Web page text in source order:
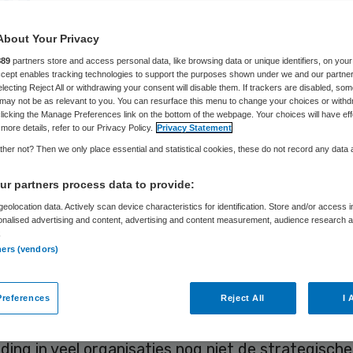
Ruud Homan 1 juni 2026,14:14 810 keer gelezen
miljarden in zorg, maar behandelen
vraagstuk. Dat is een gemiste kans. Want
niet alleen gezondheid en herstel,
én de houdbaarheid van ons
hebben de keuzes die we maken rondom
op mens en milieu. Juist daarom kunnen we
in veel organisaties nog niet de
Your Privacy
partners store and access personal data, like browsing data or unique identifiers, on your
enables tracking technologies to support the purposes shown under we and our
Reject All or withdrawing your consent will disable them. If trackers are disabled,
not be as relevant to you. You can resurface this menu to change your choices or
the Manage Preferences link on the bottom of the webpage. Your choices will have
details, refer to our Privacy Policy. Privacy Statement
not? Then we only place essential and statistical cookies, these do not record any data
partners process data to provide:
data. Actively scan device characteristics for identification. Store and/or access
advertising and content, advertising and content measurement, audience research
(vendors)
Reject All I